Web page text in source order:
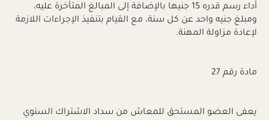
أداء رسم قدره 15 جنيها بالإضافة إلى المبالغ المتأخرة عليه،
ومبلغ جنيه واحد عن كل سنة، مع القيام بتنفيذ الإجراءات اللازمة
لإعادة مزاولة المهنة.
مادة رقم 27
يعفى العضو المستحق للمعاش من سداد الاشتراك السنوي